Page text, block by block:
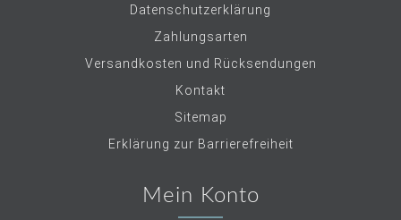
Datenschutzerklärung
Zahlungsarten
Versandkosten und Rücksendungen
Kontakt
Sitemap
Erklärung zur Barrierefreiheit
Mein Konto